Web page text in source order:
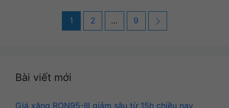
Page
1 Page
2 … Page
9 Next
Bài viết mới
Giá xăng RON95-III giảm sâu từ 15h chiều nay